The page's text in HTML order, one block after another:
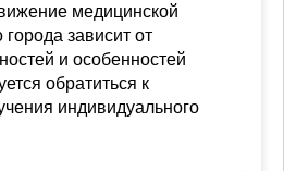
медицинской
города зависит от
и особенностей
обратиться к
индивидуального